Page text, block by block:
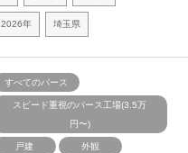
2026年 埼玉県
すべてのパース
スピード重視のパース工場(3.5万
円〜)
戸建 外観